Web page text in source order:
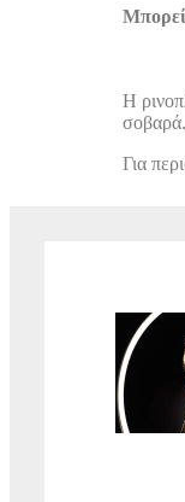
Μπορεί
Η
σοβαρά.
Για